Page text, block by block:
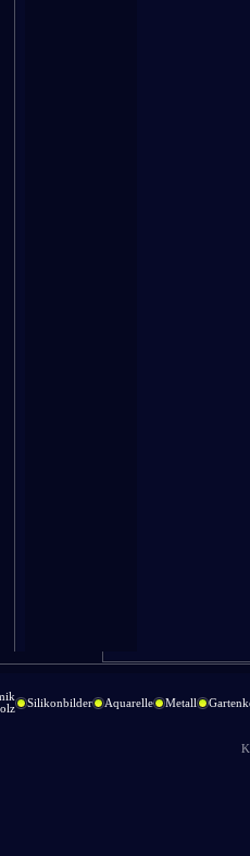
Silikonbilder Aquarelle Metall